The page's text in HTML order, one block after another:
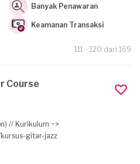
Banyak Penawaran
Keamanan Transaksi
111 - 120 dari 169
Course
// Kurikulum ~>
gitar-jazz